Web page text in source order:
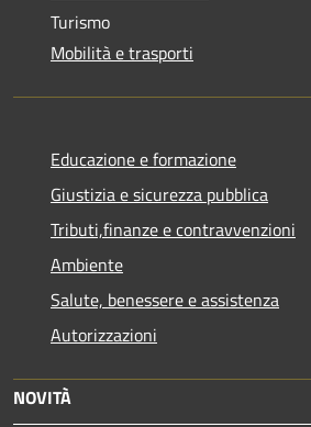
Turismo
Mobilità e trasporti
Educazione e formazione
Giustizia e sicurezza pubblica
Tributi,finanze e contravvenzioni
Ambiente
Salute, benessere e assistenza
Autorizzazioni
NOVITÀ